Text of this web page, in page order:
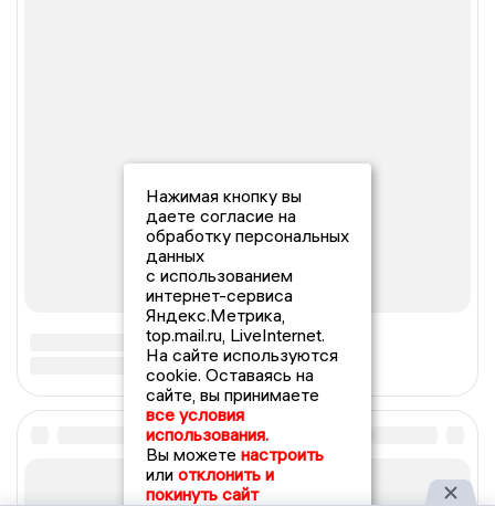
Нажимая кнопку вы
даете согласие на
обработку персональных
данных
с использованием
интернет-сервиса
Яндекс.Метрика,
top.mail.ru, LiveInternet.
На сайте используются
cookie. Оставаясь на
сайте, вы принимаете
все условия
использования.
Вы можете настроить
или отклонить и
покинуть сайт